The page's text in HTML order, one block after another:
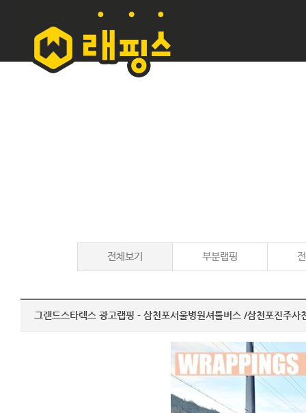
전체보기 부분랩핑
그랜드스타렉스 광고랩핑 - 삼천포서울병원셔틀버스 /삼천포진주사